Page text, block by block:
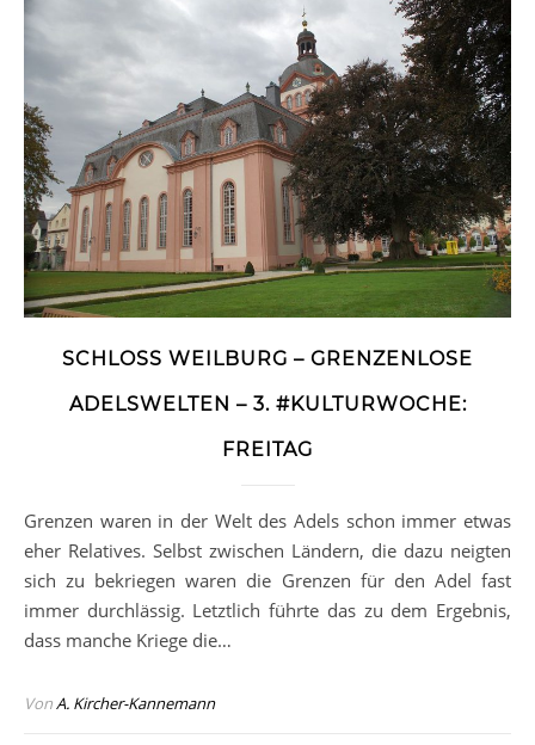
SCHLOSS WEILBURG – GRENZENLOSE
ADELSWELTEN – 3. #KULTURWOCHE:
FREITAG
Grenzen waren in der Welt des Adels schon immer etwas
eher Relatives. Selbst zwischen Ländern, die dazu neigten
sich zu bekriegen waren die Grenzen für den Adel fast
immer durchlässig. Letztlich führte das zu dem Ergebnis,
dass manche Kriege die…
VonA. Kircher-Kannemann